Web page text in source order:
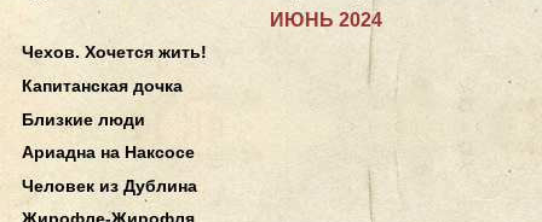
ИЮНЬ 2024
Чехов. Хочется жить!
Капитанская дочка
Близкие люди
Ариадна на Наксосе
Человек из Дублина